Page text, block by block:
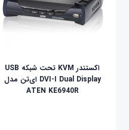
اکستندر KVM تحت شبکه USB
DVI-I Dual Display ای‌تن مدل
ATEN KE6940R